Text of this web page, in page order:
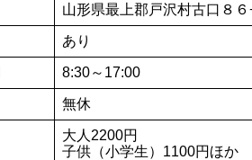
山形県最上郡戸沢村古口８６
あり
8:30～17:00
無休
大人2200円
子供（小学生）1100円ほか